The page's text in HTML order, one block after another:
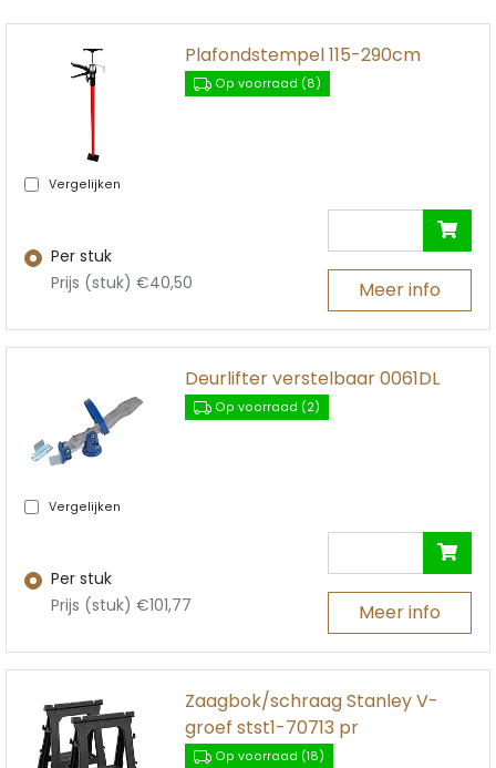
Vergelijken
Plafondstempel 115-290cm
Op voorraad (8)
Per stuk
Prijs (stuk) €40,50
Meer info
Vergelijken
Deurlifter verstelbaar 0061DL
Op voorraad (2)
Per stuk
Prijs (stuk) €101,77
Meer info
Zaagbok/schraag Stanley V-
groef stst1-70713 pr
Op voorraad (18)